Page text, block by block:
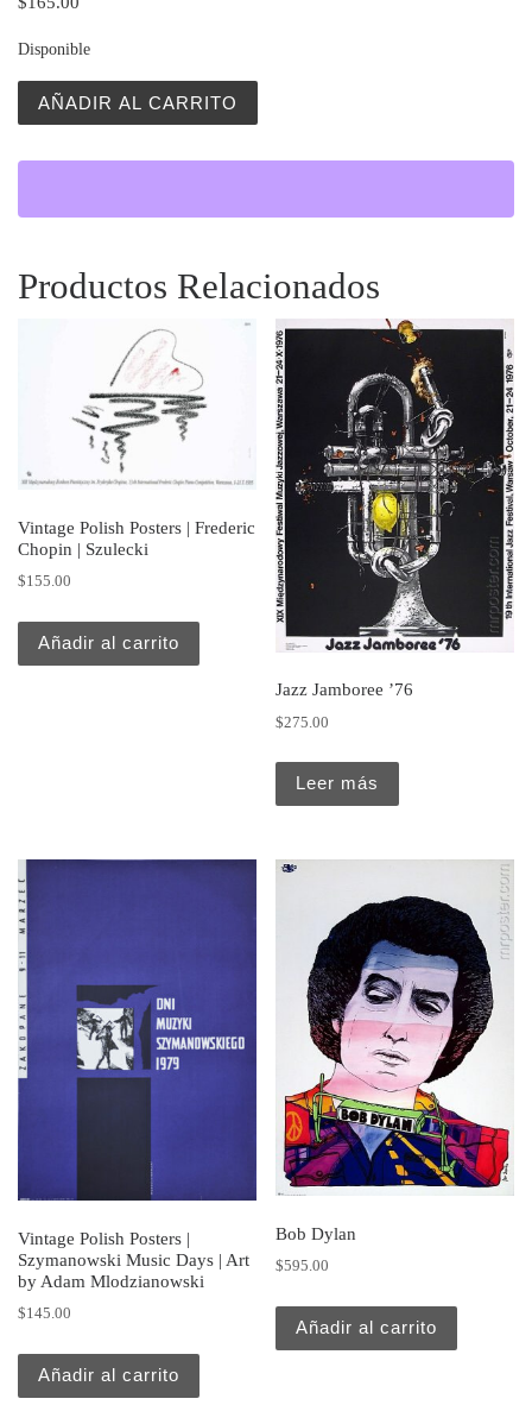
Disponible
Jazz Na Odra (Jazz on the Odra River) cantidad
AÑADIR AL CARRITO
Productos Relacionados
Vintage Polish Posters | Frederic
Chopin | Szulecki
$155.00
Añadir al carrito
Jazz Jamboree ’76
$275.00
Leer más
Vintage Polish Posters |
Szymanowski Music Days | Art
by Adam Mlodzianowski
$145.00
Añadir al carrito
Bob Dylan
$595.00
Añadir al carrito